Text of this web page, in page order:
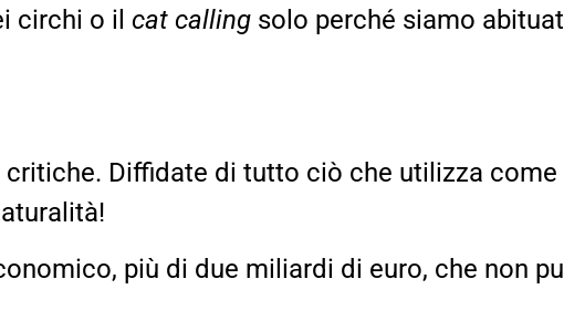
circhi o il cat calling solo perché siamo
Diffidate di tutto ciò che utilizza
più di due miliardi di euro, che non